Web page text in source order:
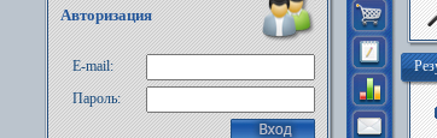
Авторизация
E-mail:
Пароль: